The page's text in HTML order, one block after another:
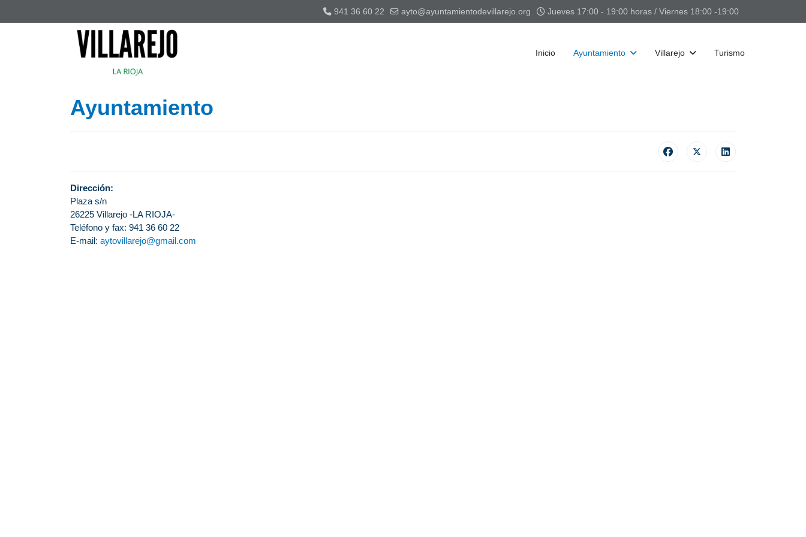
941 36 60 22 ayto@ayuntamientodevillarejo.org Jueves 17:00 - 19:00 horas / Viernes 18:00 -19:00
Inicio Ayuntamiento Villarejo Turismo
Ayuntamiento
Dirección:
Plaza s/n
26225 Villarejo -LA RIOJA-
Teléfono y fax: 941 36 60 22
E-mail: aytovillarejo@gmail.com